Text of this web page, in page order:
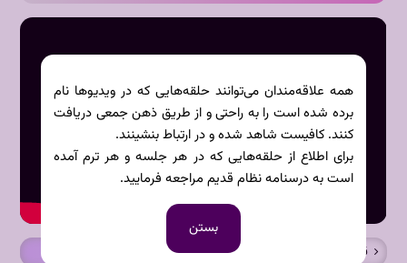
قبلی
همه علاقه‌مندان می‌توانند حلقه‌هایی که در ویدیوها نام
برده شده است را به راحتی و از طریق ذهن جمعی دریافت
کنند. کافیست شاهد شده و در ارتباط بنشینند.
برای اطلاع از حلقه‌هایی که در هر جلسه و هر ترم آمده
است به درسنامه نظام قدیم مراجعه فرمایید.
بستن